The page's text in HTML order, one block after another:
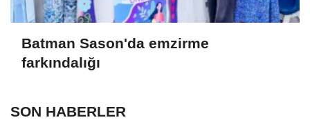
Batman Sason'da emzirme
farkındalığı
SON HABERLER